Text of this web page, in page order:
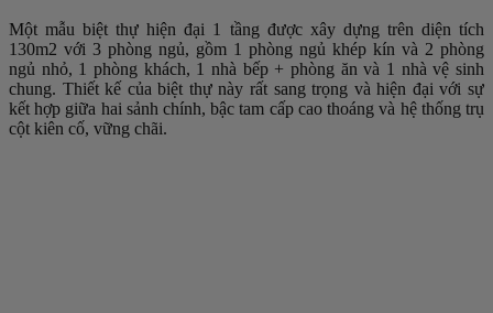
Một mẫu biệt thự hiện đại 1 tầng được xây dựng trên diện tích
130m2 với 3 phòng ngủ, gồm 1 phòng ngủ khép kín và 2 phòng
ngủ nhỏ, 1 phòng khách, 1 nhà bếp + phòng ăn và 1 nhà vệ sinh
chung. Thiết kế của biệt thự này rất sang trọng và hiện đại với sự
kết hợp giữa hai sảnh chính, bậc tam cấp cao thoáng và hệ thống trụ
cột kiên cố, vững chãi.